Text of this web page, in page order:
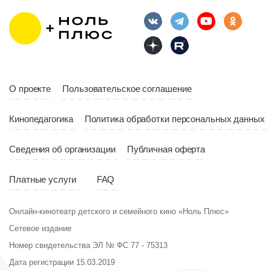
Год
Страна Россия
2023
О проекте Пользовательское соглашение
Кинопедагогика Политика обработки персональных данных
Сведения об организации Публичная оферта
Платные услуги FAQ
Онлайн-кинотеатр детского и семейного кино «Ноль Плюс»
Сетевое издание
Номер свидетельства ЭЛ № ФС 77 - 75313
Дата регистрации 15.03.2019